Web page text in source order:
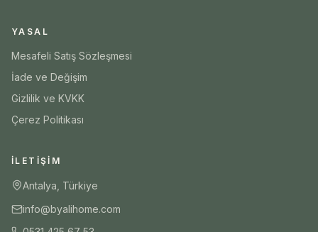
YASAL
Mesafeli Satış Sözleşmesi
İade ve Değişim
Gizlilik ve KVKK
Çerez Politikası
İLETIŞIM
Antalya, Türkiye
info@byalihome.com